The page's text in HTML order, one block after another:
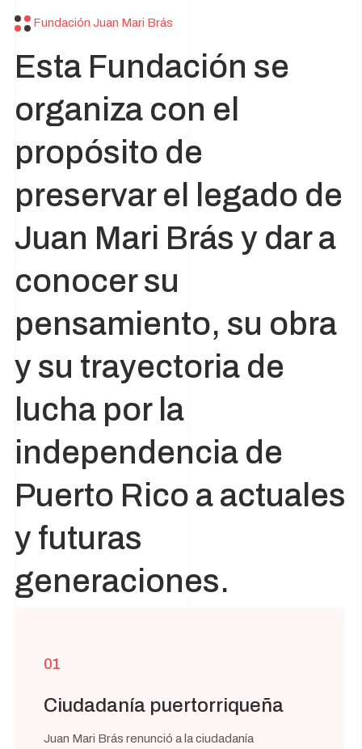
Fundación Juan Mari Brás
Esta Fundación se
organiza con el
propósito de
preservar el legado de
Juan Mari Brás y dar a
conocer su
pensamiento, su obra
y su trayectoria de
lucha por la
independencia de
Puerto Rico a actuales
y futuras
generaciones.
01
Ciudadanía puertorriqueña
Juan Mari Brás renunció a la ciudadanía